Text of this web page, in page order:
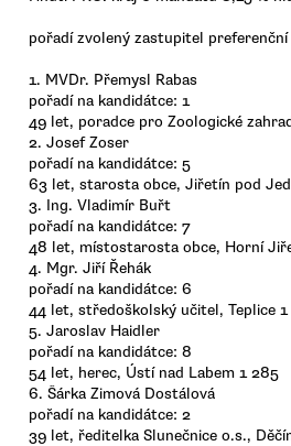
pořadí zvolený zastupitel preferenční
1. MVDr. Přemysl Rabas
pořadí na kandidátce: 1
49 let, poradce pro Zoologické
2. Josef Zoser
pořadí na kandidátce: 5
63 let, starosta obce, Jiřetín pod
3. Ing. Vladimír Buřt
pořadí na kandidátce: 7
48 let, místostarosta obce, Horní
4. Mgr. Jiří Řehák
pořadí na kandidátce: 6
44 let, středoškolský učitel, Teplice
5. Jaroslav Haidler
pořadí na kandidátce: 8
54 let, herec, Ústí nad Labem 1 285
6. Šárka Zimová Dostálová
pořadí na kandidátce: 2
39 let, ředitelka Slunečnice o.s.,